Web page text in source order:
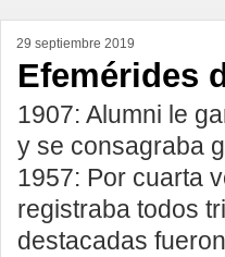
29 septiembre 2019
Efemérides
1907: Alumni le
y se consagraba
1957: Por cuarta
registraba todos
destacadas